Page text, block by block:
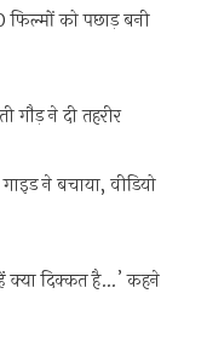
को पछाड़ बनी
ने दी तहरीर
ने बचाया, वीडियो
क्या दिक्कत है…’ कहने